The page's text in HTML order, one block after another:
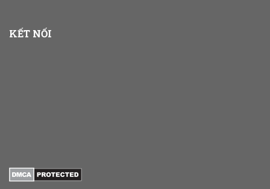
KẾT NỐI